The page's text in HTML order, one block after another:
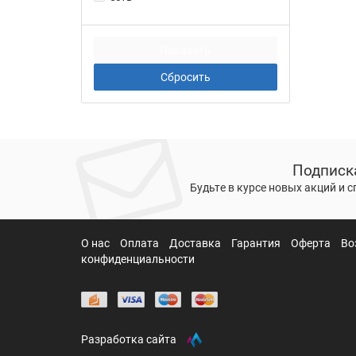
Будьте в курсе новых акций и
О нас Оплата Доставка Гарантия Оферта
конфиденциальности
Разработка сайта